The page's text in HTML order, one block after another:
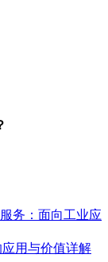
务：面向工业应
用与价值详解